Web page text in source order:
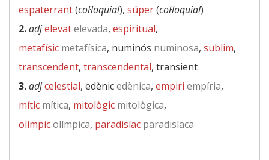
espaterrant(col·loquial), súper(col·loquial)
2.adjelevatelevada, espiritual,
metafísic metafísica, numinós numinosa, sublim,
transcendent, transcendental, transient
3.adjcelestial, edènicedènica, empiri empíria,
mític mítica, mitològic mitològica,
olímpicolímpica, paradisíac paradisíaca